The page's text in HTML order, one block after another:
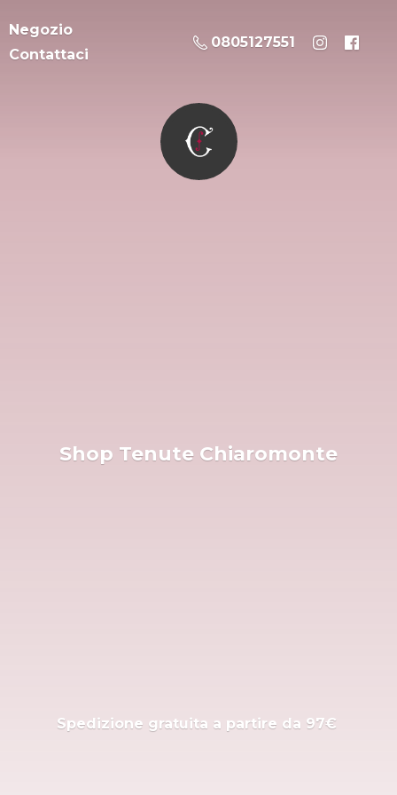
Negozio
Contattaci
0805127551
Shop Tenute Chiaromonte
Spedizione gratuita a partire da 97€